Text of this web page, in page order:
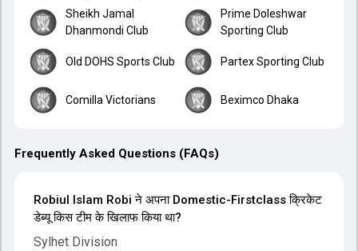
Sheikh Jamal
Dhanmondi Club
Prime Doleshwar
Sporting Club
Old DOHS Sports Club Partex Sporting Club
Comilla Victorians Beximco Dhaka
Frequently Asked Questions (FAQs)
Robiul Islam Robi ने अपना Domestic-Firstclass क्रिकेट
डेब्यू किस टीम के खिलाफ किया था?
Sylhet Division